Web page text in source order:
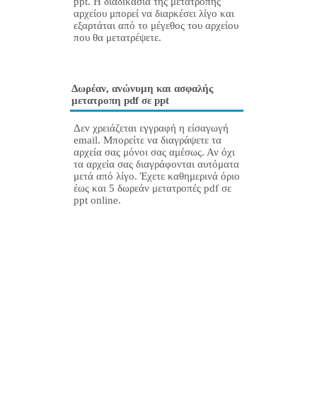
αρχείου μπορεί να διαρκέσει λίγο και
εξαρτάται από το μέγεθος του αρχείου
που θα μετατρέψετε.
Δωρέαν, ανώνυμη και ασφαλής
μετατροπη pdf σε ppt
Δεν χρειάζεται εγγραφή η είσαγωγή
email. Μπορείτε να διαγράψετε τα
αρχεία σας μόνοι σας αμέσως. Αν όχι
τα αρχεία σας διαγράφονται αυτόματα
μετά από λίγο. Έχετε καθημερινά όριο
έως και 5 δωρεάν μετατροπές pdf σε
ppt online.